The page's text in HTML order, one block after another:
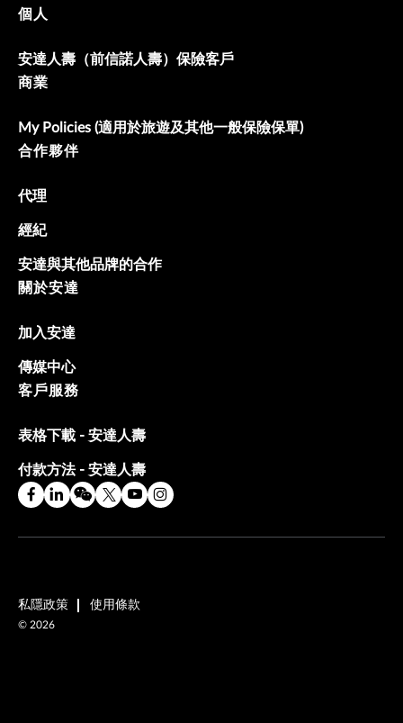
個人
安達人壽（前信諾人壽）保險客戶
商業
My Policies (適用於旅遊及其他一般保險保單)
合作夥伴
代理
經紀
安達與其他品牌的合作
關於安達
加入安達
傳媒中心
客戶服務
表格下載 - 安達人壽
付款方法 - 安達人壽
私隱政策 使用條款
© 2026